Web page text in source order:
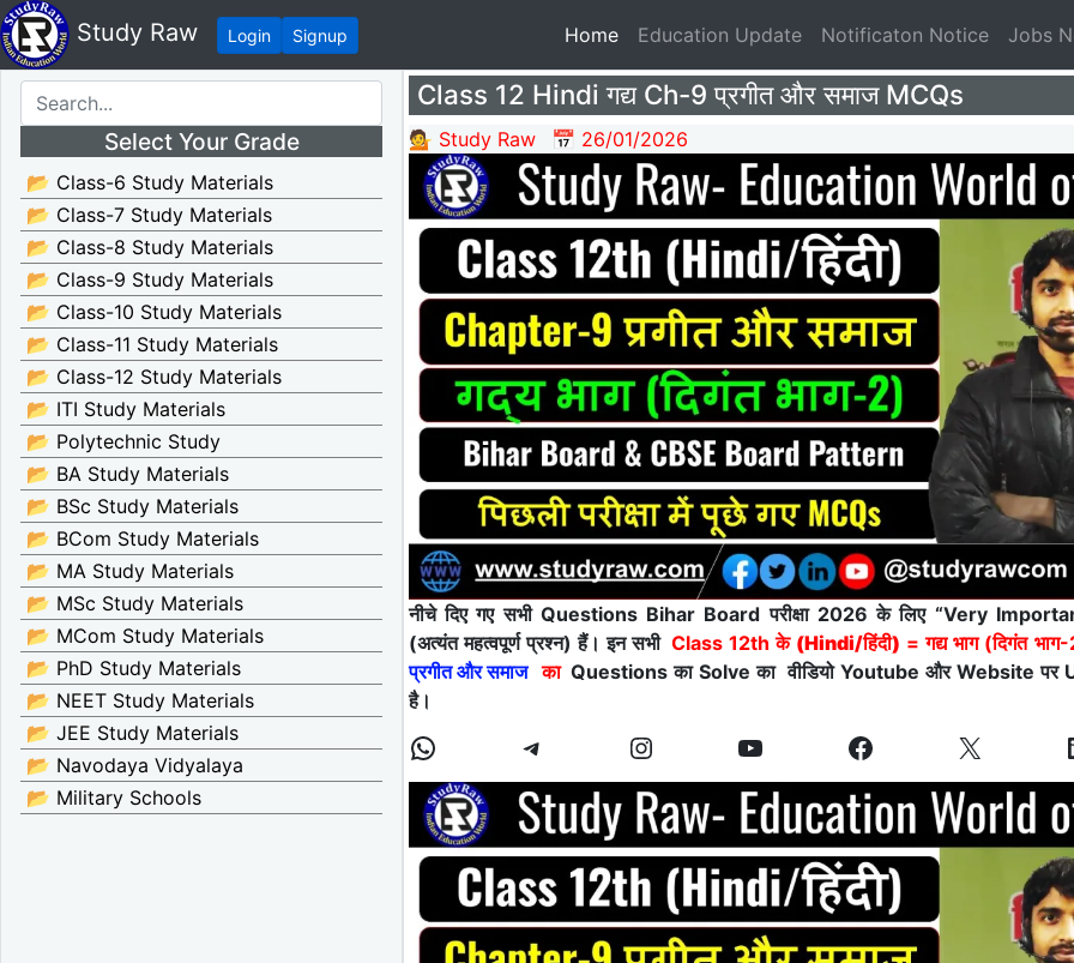
Study Raw Login Signup Home(current)
Education Update Notificaton Notice Jobs
Select Your Grade
📂 Class-6 Study Materials
📂 Class-7 Study Materials
📂 Class-8 Study Materials
📂 Class-9 Study Materials
📂 Class-10 Study Materials
📂 Class-11 Study Materials
📂 Class-12 Study Materials
📂 ITI Study Materials
📂 Polytechnic Study
📂 BA Study Materials
📂 BSc Study Materials
📂 BCom Study Materials
📂 MA Study Materials
📂 MSc Study Materials
📂 MCom Study Materials
📂 PhD Study Materials
📂 NEET Study Materials
📂 JEE Study Materials
📂 Navodaya Vidyalaya
📂 Military Schools
Class 12 Hindi गद्य Ch-9 प्रगीत और समाज MCQs
💁 Study Raw 📅 26/01/2026
नीचे दिए गए सभी Questions Bihar Board परीक्षा 2026 के लिए “Very
(अत्यंत महत्वपूर्ण प्रश्न) हैं। इन सभी Class 12th के (Hindi/हिंदी) = गद्य भाग (दिगंत
प्रगीत और समाज
का Questions का Solve का वीडियो Youtube और Website पर
है।